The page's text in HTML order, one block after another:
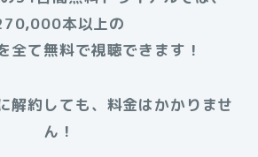
本以上の
全て無料で視聴できます！
解約しても、料金はかかりませ
ん！